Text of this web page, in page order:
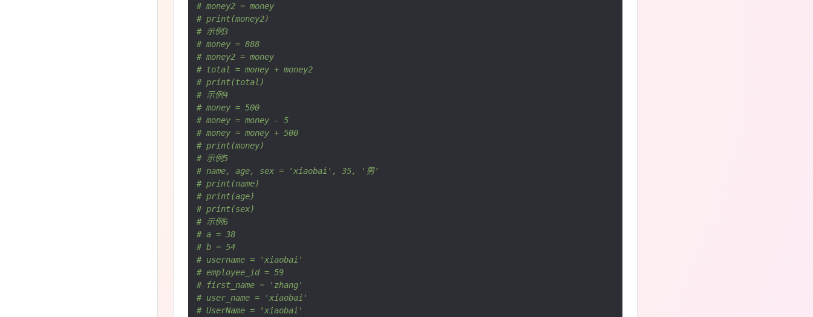
# money2 = money
# print(money2)
# 示例3
# money = 888
# money2 = money
# total = money + money2
# print(total)
# 示例4
# money = 500
# money = money - 5
# money = money + 500
# print(money)
# 示例5
# name, age, sex = 'xiaobai', 35, '男'
# print(name)
# print(age)
# print(sex)
# 示例6
# a = 38
# b = 54
# username = 'xiaobai'
# employee_id = 59
# first_name = 'zhang'
# user_name = 'xiaobai'
# UserName = 'xiaobai'